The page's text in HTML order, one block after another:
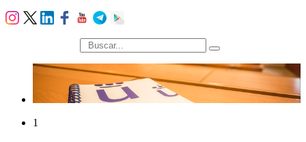
búsqueda
1